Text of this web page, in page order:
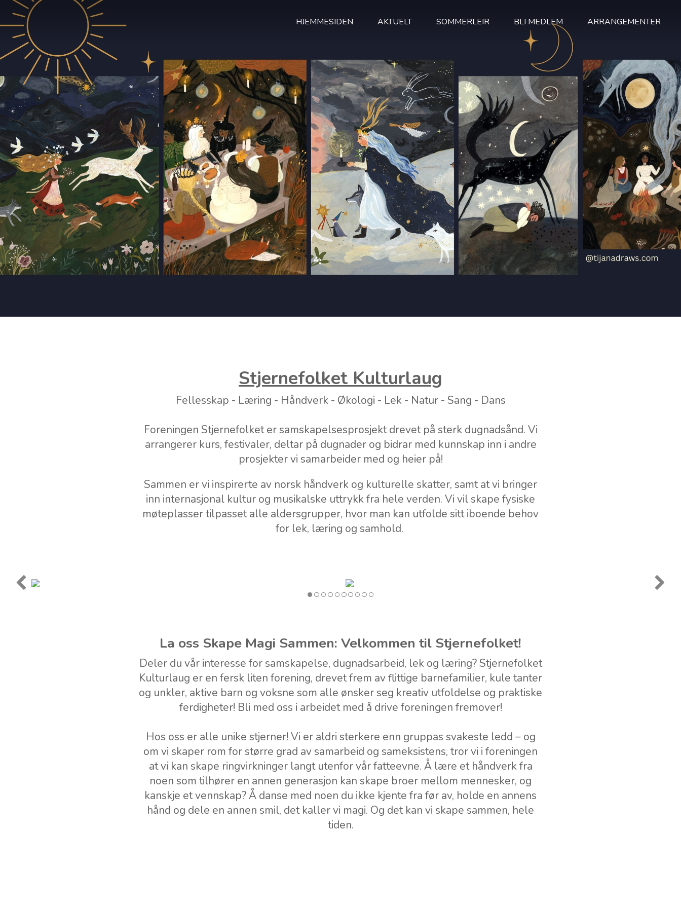
HJEMMESIDEN AKTUELT SOMMERLEIR BLI MEDLEM ARRANGEMENTER
Stjernefolket Kulturlaug
Fellesskap - Læring - Håndverk - Økologi - Lek - Natur - Sang - Dans
Foreningen Stjernefolket er samskapelsesprosjekt drevet på sterk dugnadsånd. Vi
arrangerer kurs, festivaler, deltar på dugnader og bidrar med kunnskap inn i andre
prosjekter vi samarbeider med og heier på!
Sammen er vi inspirerte av norsk håndverk og kulturelle skatter, samt at vi bringer
inn internasjonal kultur og musikalske uttrykk fra hele verden. Vi vil skape fysiske
møteplasser tilpasset alle aldersgrupper, hvor man kan utfolde sitt iboende behov
for lek, læring og samhold.
1 2 3 4 5 6 7 8 9 10
La oss Skape Magi Sammen: Velkommen til Stjernefolket!
Deler du vår interesse for samskapelse, dugnadsarbeid, lek og læring? Stjernefolket
Kulturlaug er en fersk liten forening, drevet frem av flittige barnefamilier, kule tanter
og unkler, aktive barn og voksne som alle ønsker seg kreativ utfoldelse og praktiske
ferdigheter! Bli med oss i arbeidet med å drive foreningen fremover!
Hos oss er alle unike stjerner! Vi er aldri sterkere enn gruppas svakeste ledd – og
om vi skaper rom for større grad av samarbeid og sameksistens, tror vi i foreningen
at vi kan skape ringvirkninger langt utenfor vår fatteevne. Å lære et håndverk fra
noen som tilhører en annen generasjon kan skape broer mellom mennesker, og
kanskje et vennskap? Å danse med noen du ikke kjente fra før av, holde en annens
hånd og dele en annen smil, det kaller vi magi. Og det kan vi skape sammen, hele
tiden.